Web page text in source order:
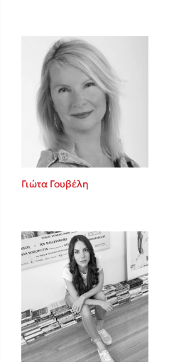
Γιώτα Γουβέλη